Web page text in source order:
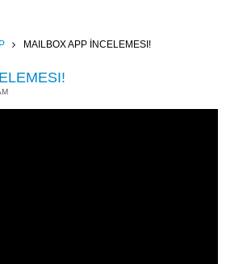
MAILBOX APP İNCELEMESI!